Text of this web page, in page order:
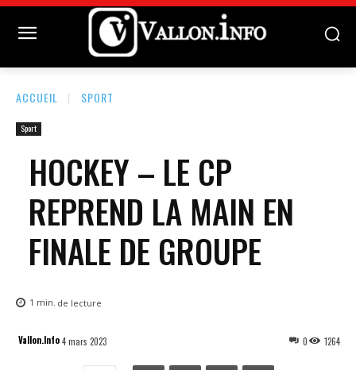
ACCUEIL SPORT
Sport
HOCKEY – LE CP
REPREND LA MAIN EN
FINALE DE GROUPE
1 min. de lecture
Vallon.Info4 mars 2023 1264
0